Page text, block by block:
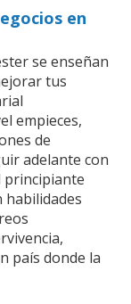
en
se enseñan
tus
empieces,
de
adelante con
principiante
país donde la